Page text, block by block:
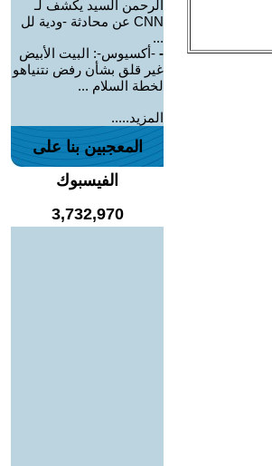
الرحمن السيد يكشف لـ
CNN عن محادثة -ودية لل
...
- -أكسيوس-: البيت الأبيض
غير قلق بشأن رفض نتنياهو
لخطة السلام ...
المزيد.....
المعجبين بنا على
الفيسبوك
3,732,970